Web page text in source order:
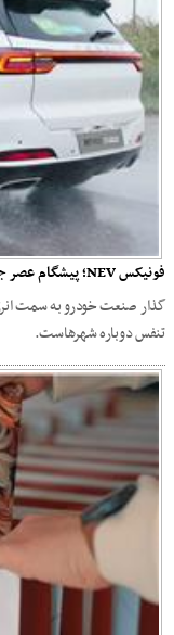
فونیکس NEV؛ پیشگام عصر جدید رانندگی پاک در ایران
گذار صنعت خودرو به سمت
تنفس دوباره شهرهاست.